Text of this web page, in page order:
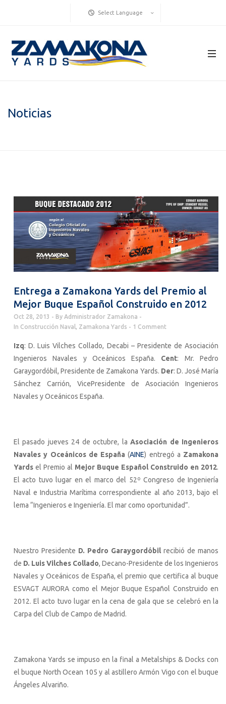
Select Language
Noticias
Entrega a Zamakona Yards del Premio al
Mejor Buque Español Construido en 2012
Oct 28, 2013 By Administrador Zamakona
In Construcción Naval, Zamakona Yards 1 Comment
Izq: D. Luis Vilches Collado, Decabi – Presidente de Asociación
Ingenieros Navales y Oceánicos España. Cent: Mr. Pedro
Garaygordóbil, Presidente de Zamakona Yards. Der: D. José María
Sánchez Carrión, VicePresidente de Asociación Ingenieros
Navales y Oceánicos España.
El pasado jueves 24 de octubre, laAsociación de Ingenieros
Navales y Oceánicos de España (AINE) entregó a Zamakona
Yards el Premio al Mejor Buque Español Construido en 2012.
El acto tuvo lugar en el marco del 52º Congreso de Ingeniería
Naval e Industria Marítima correspondiente al año 2013, bajo el
lema “Ingenieros e Ingeniería. El mar como oportunidad”.
Nuestro Presidente D. Pedro Garaygordóbilrecibió de manos
de D. Luis Vilches Collado, Decano-Presidente de los Ingenieros
Navales y Oceánicos de España, el premio que certifica al buque
ESVAGT AURORA como el Mejor Buque Español Construido en
2012. El acto tuvo lugar en la cena de gala que se celebró en la
Carpa del Club de Campo de Madrid.
Zamakona Yards se impuso en la final a Metalships & Docks con
el buque North Ocean 105 y al astillero Armón Vigo con el buque
Ángeles Alvariño.